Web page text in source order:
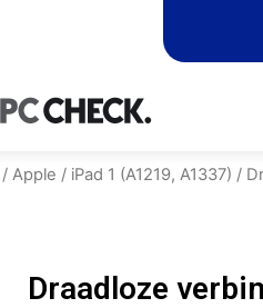
/ Apple / iPad 1 (A1219, A1337) /
Draadloze